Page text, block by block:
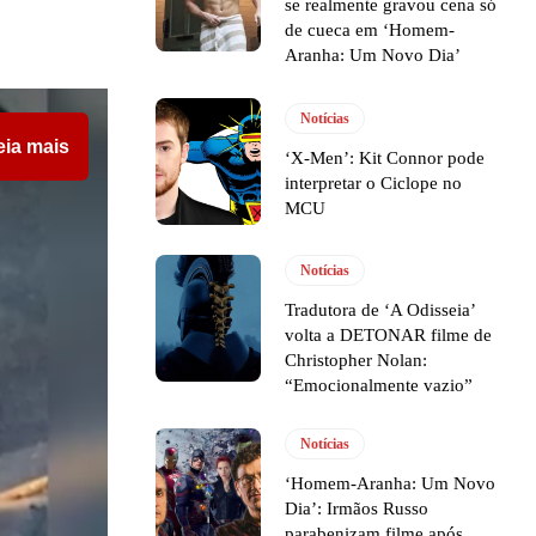
mais
se realmente gravou cena só
de cueca em ‘Homem-
Aranha: Um Novo Dia’
Notícias
‘X-Men’: Kit Connor pode
interpretar o Ciclope no
MCU
Notícias
Tradutora de ‘A Odisseia’
volta a DETONAR filme de
Christopher Nolan:
“Emocionalmente vazio”
Notícias
‘Homem-Aranha: Um Novo
Dia’: Irmãos Russo